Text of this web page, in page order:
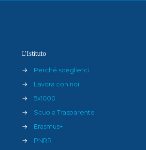
L’Istituto
→
Perché sceglierci
→
Lavora con noi
→
5x1000
→
Scuola Trasparente
→
Erasmus+
→
PNRR